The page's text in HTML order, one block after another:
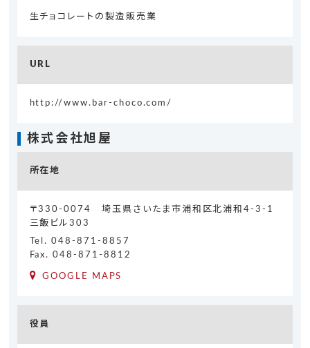
生チョコレートの製造販売業
URL
http://www.bar-choco.com/
株式会社旭屋
所在地
〒330-0074 埼玉県さいたま市浦和区北浦和4-3-1
三飯ビル303
Tel.048-871-8857
Fax. 048-871-8812
GOOGLE MAPS
役員